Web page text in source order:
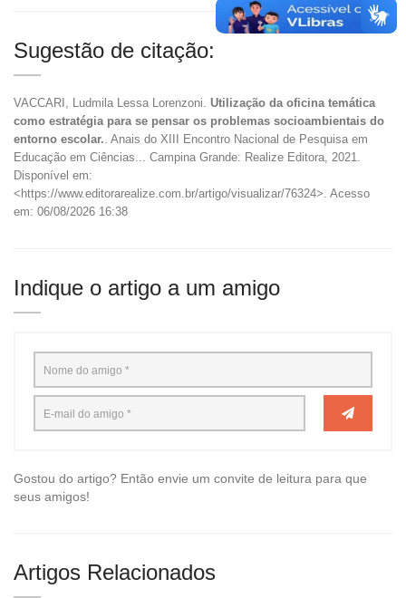
Sugestão de citação:
VACCARI, Ludmila Lessa Lorenzoni. Utilização da oficina temática
como estratégia para se pensar os problemas socioambientais do
entorno escolar.. Anais do XIII Encontro Nacional de Pesquisa em
Educação em Ciências... Campina Grande: Realize Editora, 2021.
Disponível em:
<https://www.editorarealize.com.br/artigo/visualizar/76324>. Acesso
em: 06/08/2026 16:38
Indique o artigo a um amigo
Gostou do artigo? Então envie um convite de leitura para que
seus amigos!
Artigos Relacionados